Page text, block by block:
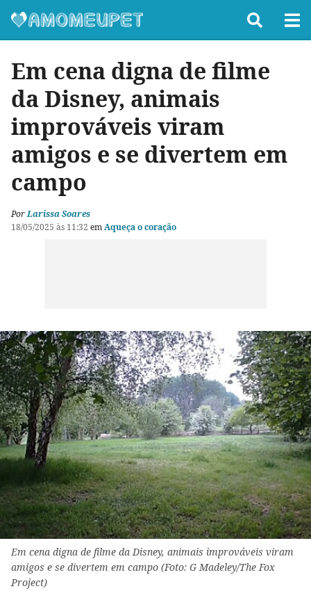
Em cena digna de filme
da Disney, animais
improváveis viram
amigos e se divertem em
campo
PorLarissa Soares
18/05/2025 às 11:32 emAqueça o coração
Em cena digna de filme da Disney, animais improváveis viram
amigos e se divertem em campo (Foto: G Madeley/The Fox
Project)